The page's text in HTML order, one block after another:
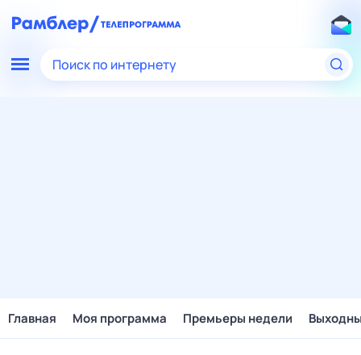
Поиск по интернету
Главная Моя программа Премьеры недели